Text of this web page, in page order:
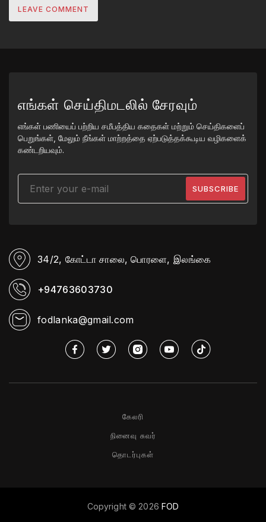
எங்கள் செய்திமடலில் சேரவும்
எங்கள் பணியைப் பற்றிய சமீபத்திய கதைகள் மற்றும் செய்திகளைப்
பெறுங்கள், மேலும் நீங்கள் மாற்றத்தை ஏற்படுத்தக்கூடிய வழிகளைக்
கண்டறியவும்.
34/2, கோட்டா சாலை, பொரளை, இலங்கை
+94763603730
fodlanka@gmail.com
கேலரி
நினைவு சுவர்
தொடர்புகள்
Copyright ©2026 FOD